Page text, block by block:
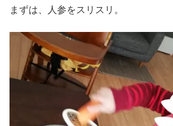
まずは、人参をスリスリ。